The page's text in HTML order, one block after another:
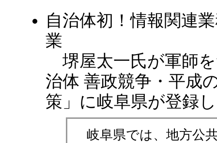
自治体初！情報関連
業
堺屋太一氏が軍師
治体 善政競争・平成
策」に岐阜県が登録
岐阜県では、地方公